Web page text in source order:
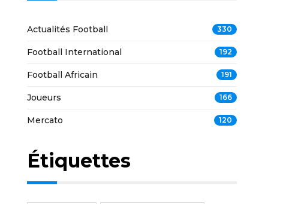
Actualités Football 330
Football International 192
Football Africain 191
Joueurs 166
Mercato 120
Étiquettes